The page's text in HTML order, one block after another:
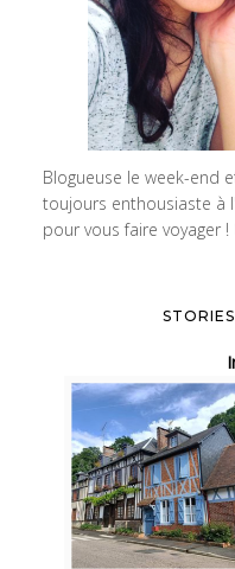
Blogueuse le week-end
toujours enthousiaste à
pour vous faire voyager !